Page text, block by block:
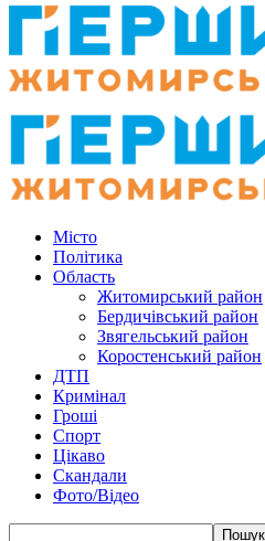
Місто
Політика
Область
Житомирський район
Бердичівський район
Звягельський район
Коростенський район
ДТП
Кримінал
Гроші
Спорт
Цікаво
Скандали
Фото/Відео